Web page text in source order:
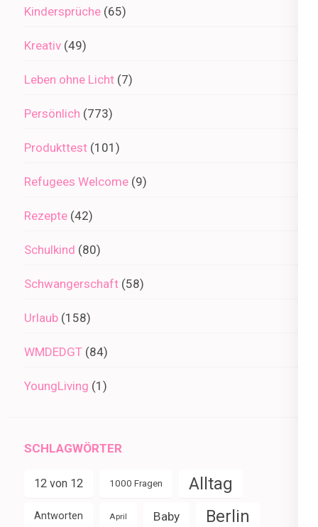
Kindersprüche (65)
Kreativ (49)
Leben ohne Licht (7)
Persönlich (773)
Produkttest (101)
Refugees Welcome (9)
Rezepte (42)
Schulkind (80)
Schwangerschaft (58)
Urlaub (158)
WMDEDGT (84)
YoungLiving (1)
SCHLAGWÖRTER
12 von 12 1000 Fragen Alltag
Antworten April Baby Berlin